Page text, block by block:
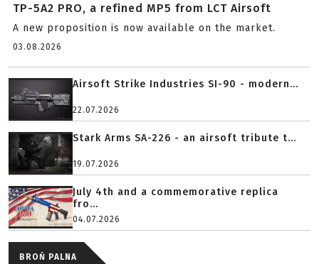
TP-5A2 PRO, a refined MP5 from LCT Airsoft
A new proposition is now available on the market.
03.08.2026
Airsoft Strike Industries SI-90 - modern...
22.07.2026
Stark Arms SA-226 - an airsoft tribute t...
19.07.2026
July 4th and a commemorative replica
fro...
04.07.2026
BROŃ PALNA